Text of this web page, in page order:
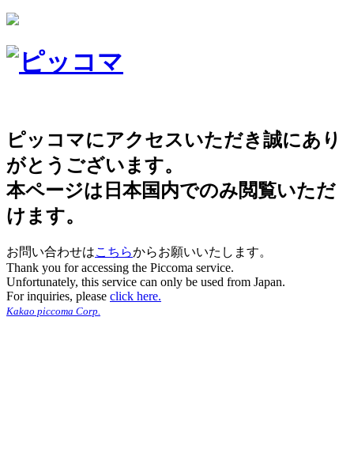
ピッコマにアクセスいただき誠にあり
がとうございます。
本ページは日本国内でのみ閲覧いただ
けます。
お問い合わせはこちらからお願いいたします。
Thank you for accessing the Piccoma service.
Unfortunately, this service can only be used from Japan.
For inquiries, please click here.
Kakao piccoma Corp.